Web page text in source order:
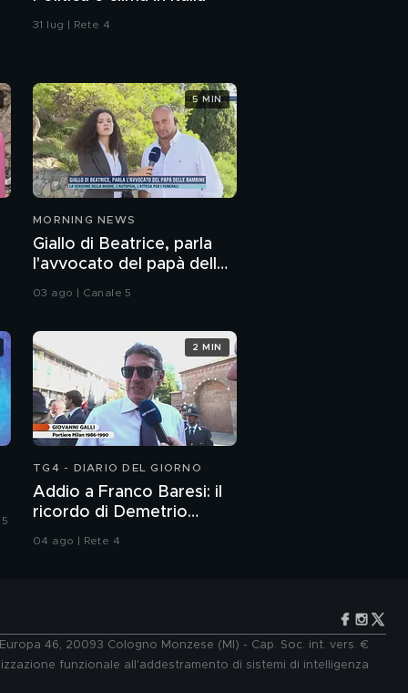
31 lug | Rete 4
MORNING NEWS
Giallo di Beatrice, parla
l'avvocato del papà delle
bambine
03 ago | Canale 5
5 MIN
TG4 - DIARIO DEL GIORNO
Addio a Franco Baresi: il
ricordo di Demetrio
Albertini, Clarence
04 ago | Rete 4
2 MIN
46, 20093 Cologno Monzese (MI) - Cap. Soc. int. vers. €
funzionale all'addestramento di sistemi di intelligenza